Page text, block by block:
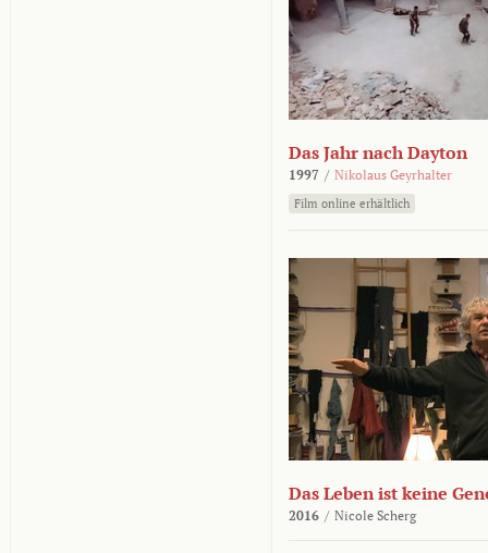
Das Jahr nach Dayton
1997 / Nikolaus Geyrhalter
Film online erhältlich
Das Leben ist keine
2016 / Nicole Scherg